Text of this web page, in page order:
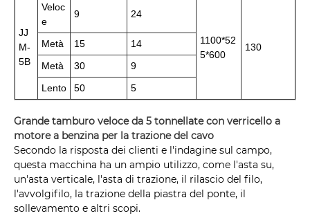
JJ
M-
5B
Veloc
e
9 24
1100*52
5*600
130
Metà 15
14
Metà
30
9
Lento
50 5
Grande tamburo veloce da 5 tonnellate con verricello a
motore a benzina per la trazione del cavo
Secondo la risposta dei clienti e l'indagine sul campo,
questa macchina ha un ampio utilizzo, come l'asta su,
un'asta verticale, l'asta di trazione, il rilascio del filo,
l'avvolgifilo, la trazione della piastra del ponte, il
sollevamento e altri scopi.